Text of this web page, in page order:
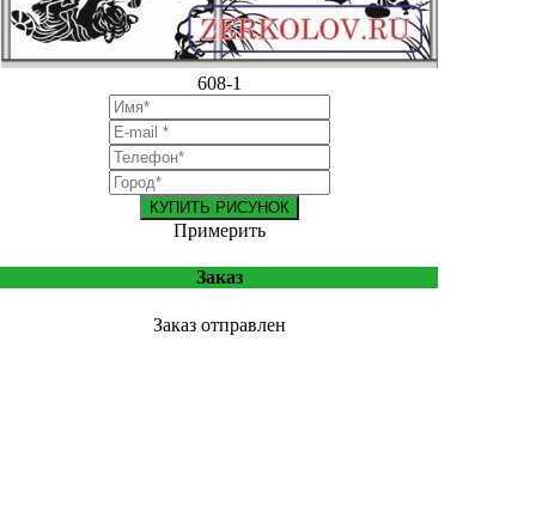
608-1
КУПИТЬ РИСУНОК
Примерить
Заказ
Заказ отправлен